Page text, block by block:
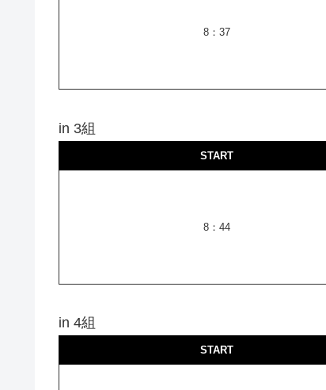
8：37
in 3組
START
8：44
in 4組
START